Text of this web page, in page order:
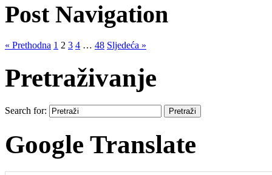
Post Navigation
« Prethodna 1 2 3 4 … 48 Sljedeća »
Pretraživanje
Search for:
Google Translate